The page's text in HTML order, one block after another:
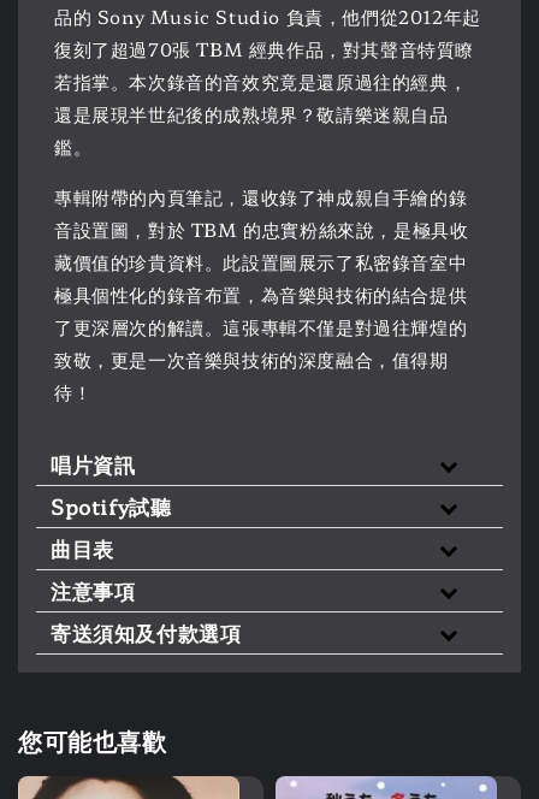
品的 Sony Music Studio 負責，他們從2012年起
復刻了超過70張 TBM 經典作品，對其聲音特質瞭
若指掌。本次錄音的音效究竟是還原過往的經典，
還是展現半世紀後的成熟境界？敬請樂迷親自品
鑑。
專輯附帶的內頁筆記，還收錄了神成親自手繪的錄
音設置圖，對於 TBM 的忠實粉絲來說，是極具收
藏價值的珍貴資料。此設置圖展示了私密錄音室中
極具個性化的錄音布置，為音樂與技術的結合提供
了更深層次的解讀。這張專輯不僅是對過往輝煌的
致敬，更是一次音樂與技術的深度融合，值得期
待！
唱片資訊
Spotify試聽
曲目表
注意事項
寄送須知及付款選項
您可能也喜歡